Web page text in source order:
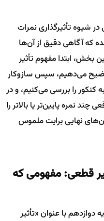
شیوه تأثیرگذاری نمرات
که آگاهی دقیق از آن‌ها
بخش، ابتدا مفهوم تأثیر
می‌دهیم، سپس سازوکار
کنکور را بررسی می‌کنیم، و در
چند نمره پایین‌تر یا بالاتر را
نهایی برایت ملموس
قطعی: مفهومی که
دوازدهم با عنوان «تأثیر